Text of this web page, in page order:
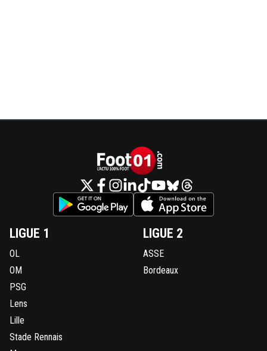
LIGUE 1
OL
OM
PSG
Lens
Lille
Stade Rennais
LIGUE 2
ASSE
Bordeaux